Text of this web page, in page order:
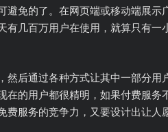
免的了。在网页端或移动端展
几百万用户在使用，就算只有
后通过各种方式让其中一部分用
的用户都很精明，如果付费服
服务的竞争力，又要设计出让